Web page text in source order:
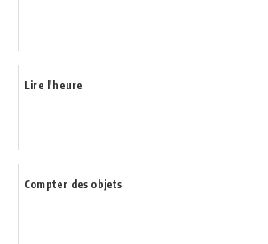
Lire l'heure
Compter des objets